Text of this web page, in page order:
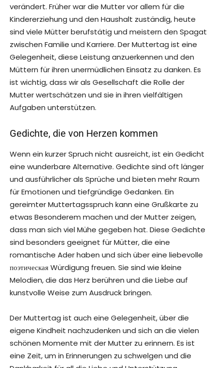
verändert. Früher war die Mutter vor allem für die
Kindererziehung und den Haushalt zuständig, heute
sind viele Mütter berufstätig und meistern den Spagat
zwischen Familie und Karriere. Der Muttertag ist eine
Gelegenheit, diese Leistung anzuerkennen und den
Müttern für ihren unermüdlichen Einsatz zu danken. Es
ist wichtig, dass wir als Gesellschaft die Rolle der
Mutter wertschätzen und sie in ihren vielfältigen
Aufgaben unterstützen.
Gedichte, die von Herzen kommen
Wenn ein kurzer Spruch nicht ausreicht, ist ein Gedicht
eine wunderbare Alternative. Gedichte sind oft länger
und ausführlicher als Sprüche und bieten mehr Raum
für Emotionen und tiefgründige Gedanken. Ein
gereimter Muttertagsspruch kann eine Grußkarte zu
etwas Besonderem machen und der Mutter zeigen,
dass man sich viel Mühe gegeben hat. Diese Gedichte
sind besonders geeignet für Mütter, die eine
romantische Ader haben und sich über eine liebevolle
поэтическая Würdigung freuen. Sie sind wie kleine
Melodien, die das Herz berühren und die Liebe auf
kunstvolle Weise zum Ausdruck bringen.
Der Muttertag ist auch eine Gelegenheit, über die
eigene Kindheit nachzudenken und sich an die vielen
schönen Momente mit der Mutter zu erinnern. Es ist
eine Zeit, um in Erinnerungen zu schwelgen und die